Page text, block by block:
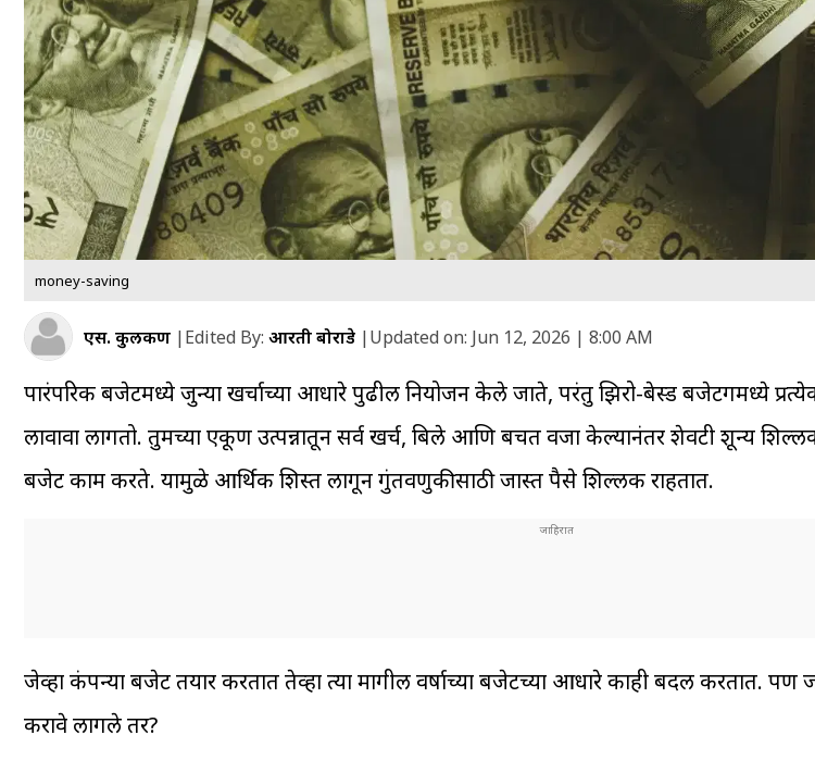
money-saving
एस. कुलकर्णी |Edited By: आरती बोराडे |Updated on: Jun 12, 2026 | 8:00 AM
पारंपरिक बजेटमध्ये जुन्या खर्चाच्या आधारे पुढील नियोजन केले जाते, परंतु झिरो-बेस्ड बजेटिंगमध्ये
लावावा लागतो. तुमच्या एकूण उत्पन्नातून सर्व खर्च, बिले आणि बचत वजा केल्यानंतर शेवटी शून्य शिल्लक
बजेट काम करते. यामुळे आर्थिक शिस्त लागून गुंतवणुकीसाठी जास्त पैसे शिल्लक राहतात.
जेव्हा कंपन्या बजेट तयार करतात तेव्हा त्या मागील वर्षाच्या बजेटच्या आधारे काही बदल करतात. पण
करावे लागले तर?